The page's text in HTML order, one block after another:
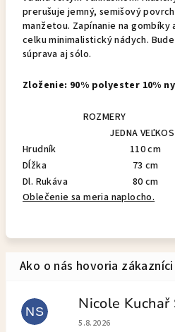
prerušuje jemný, semišový
manžetou. Zapínanie na gombíky
celku minimalistický nádych.
súprava aj sólo.
Zloženie: 90% polyester 10%
ROZMERY
JEDNA
Hrudník
110 cm
Dĺžka
73 cm
Dl. Rukáva
80 cm
Oblečenie sa meria naplocho.
NS Nicole Kuchař
Hodnotenie obchodu
5.8.2026